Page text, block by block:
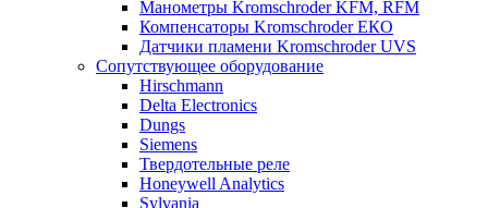
Манометры Kromschroder KFM, RFM
Компенсаторы Kromschroder ЕКО
Датчики пламени Kromschroder UVS
Сопутствующее оборудование
Hirschmann
Delta Electronics
Dungs
Siemens
Твердотельные реле
Honeywell Analytics
Sylvania